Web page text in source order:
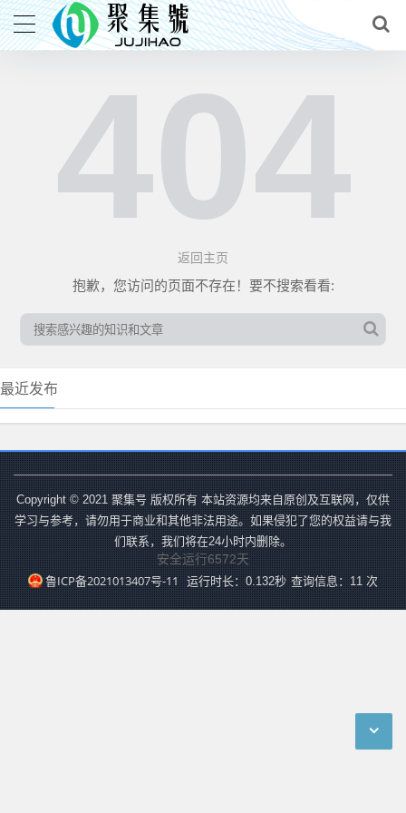
404
返回主页
抱歉，您访问的页面不存在！要不搜索看看:
最近发布
Copyright © 2021 聚集号 版权所有 本站资源均来自原创及互联网，仅供
学习与参考，请勿用于商业和其他非法用途。如果侵犯了您的权益请与我
们联系，我们将在24小时内删除。
安全运行6572天
鲁ICP备2021013407号-11 运行时长：0.132秒 查询信息：11 次